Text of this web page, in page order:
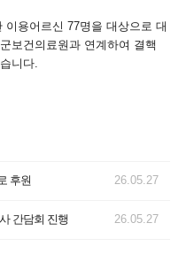
용어르신 77명을 대상으로 대
보건의료원과 연계하여 결핵
니다.
후원 26.05.27
간담회 진행 26.05.27